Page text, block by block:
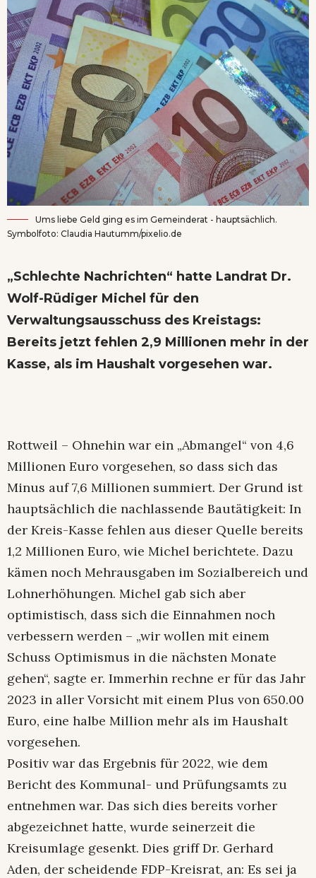
Ums liebe Geld ging es im Gemeinderat - hauptsächlich.
Symbolfoto: Claudia Hautumm/pixelio.de
„Schlechte Nachrichten“ hatte Landrat Dr.
Wolf-Rüdiger Michel für den
Verwaltungsausschuss des Kreistags:
Bereits jetzt fehlen 2,9 Millionen mehr in der
Kasse, als im Haushalt vorgesehen war.
Rottweil – Ohnehin war ein „Abmangel“ von 4,6
Millionen Euro vorgesehen, so dass sich das
Minus auf 7,6 Millionen summiert. Der Grund ist
hauptsächlich die nachlassende Bautätigkeit: In
der Kreis-Kasse fehlen aus dieser Quelle bereits
1,2 Millionen Euro, wie Michel berichtete. Dazu
kämen noch Mehrausgaben im Sozialbereich und
Lohnerhöhungen. Michel gab sich aber
optimistisch, dass sich die Einnahmen noch
verbessern werden – „wir wollen mit einem
Schuss Optimismus in die nächsten Monate
gehen“, sagte er. Immerhin rechne er für das Jahr
2023 in aller Vorsicht mit einem Plus von 650.00
Euro, eine halbe Million mehr als im Haushalt
vorgesehen.
Positiv war das Ergebnis für 2022, wie dem
Bericht des Kommunal- und Prüfungsamts zu
entnehmen war. Das sich dies bereits vorher
abgezeichnet hatte, wurde seinerzeit die
Kreisumlage gesenkt. Dies griff Dr. Gerhard
Aden, der scheidende FDP-Kreisrat, an: Es sei ja